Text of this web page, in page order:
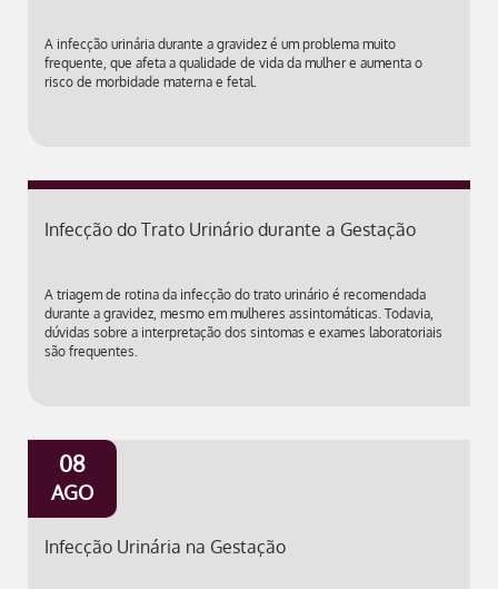
A infecção urinária durante a gravidez é um problema muito
frequente, que afeta a qualidade de vida da mulher e aumenta o
risco de morbidade materna e fetal.
Infecção do Trato Urinário durante a Gestação
A triagem de rotina da infecção do trato urinário é recomendada
durante a gravidez, mesmo em mulheres assintomáticas. Todavia,
dúvidas sobre a interpretação dos sintomas e exames laboratoriais
são frequentes.
08
AGO
Infecção Urinária na Gestação